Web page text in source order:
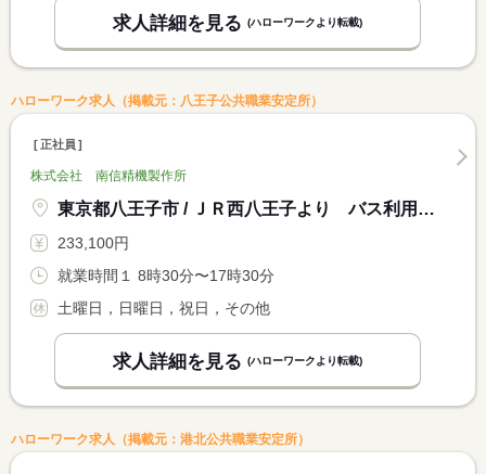
求人詳細を見る (ハローワークより転載)
ハローワーク求人（掲載元：八王子公共職業安定所）
正社員
株式会社 南信精機製作所
東京都八王子市 / ＪＲ西八王子より バス利用「薬師前」バス停 から 徒歩３分
233,100円
就業時間１ 8時30分〜17時30分
土曜日，日曜日，祝日，その他
求人詳細を見る (ハローワークより転載)
ハローワーク求人（掲載元：港北公共職業安定所）